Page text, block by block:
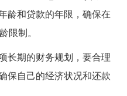
龄和贷款的年限，确保在
限制。
长期的财务规划，要合理
保自己的经济状况和还款